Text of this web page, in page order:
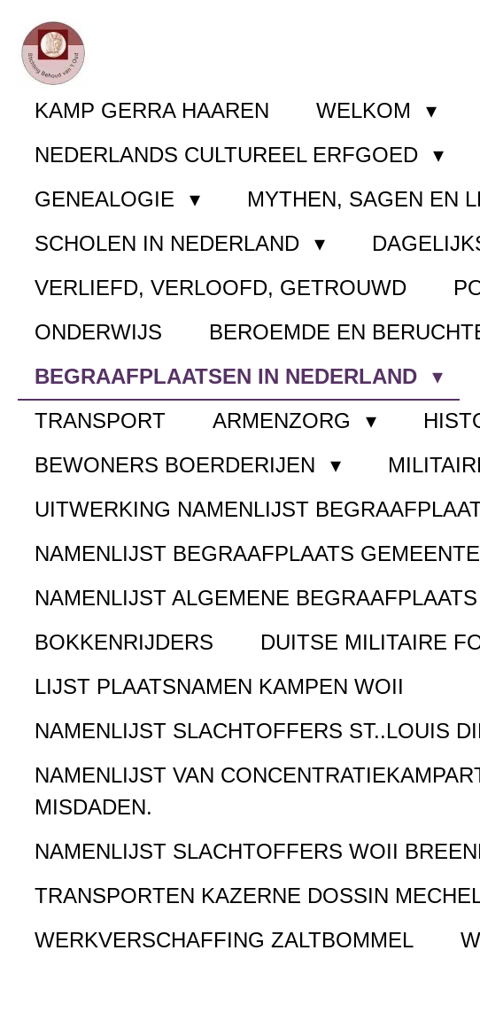
Ga
direct
naar
hoofdinhoud
KAMP GERRA HAAREN WELKOM
NEDERLANDS CULTUREEL ERFGOED
GENEALOGIE
MYTHEN, SAGEN EN
SCHOLEN IN NEDERLAND
VERLIEFD, VERLOOFD, GETROUWD
ONDERWIJS
BEROEMDE EN
BEGRAAFPLAATSEN IN NEDERLAND
TRANSPORT
ARMENZORG
BEWONERS BOERDERIJEN
UITWERKING NAMENLIJST
NAMENLIJST BEGRAAFPLAATS
NAMENLIJST ALGEMENE
BOKKENRIJDERS
DUITSE MILITAIRE
LIJST PLAATSNAMEN KAMPEN WOII
NAMENLIJST SLACHTOFFERS ST..LOUIS
NAMENLIJST VAN
MISDADEN.
NAMENLIJST SLACHTOFFERS WOII
TRANSPORTEN KAZERNE DOSSIN
WERKVERSCHAFFING ZALTBOMMEL